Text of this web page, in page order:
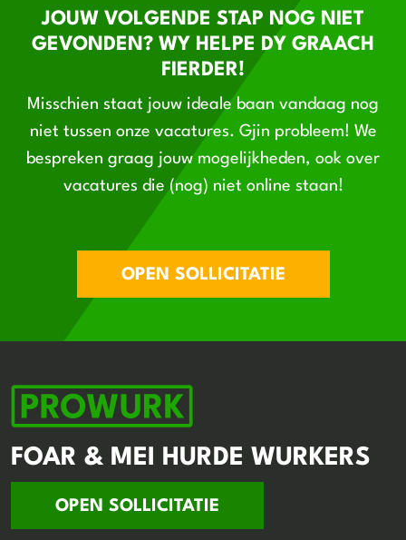
JOUW VOLGENDE STAP NOG NIET
GEVONDEN? WY HELPE DY GRAACH
FIERDER!
Misschien staat jouw ideale baan vandaag nog
niet tussen onze vacatures. Gjin probleem! We
bespreken graag jouw mogelijkheden, ook over
vacatures die (nog) niet online staan!
OPEN SOLLICITATIE
FOAR & MEI HURDE WURKERS
OPEN SOLLICITATIE